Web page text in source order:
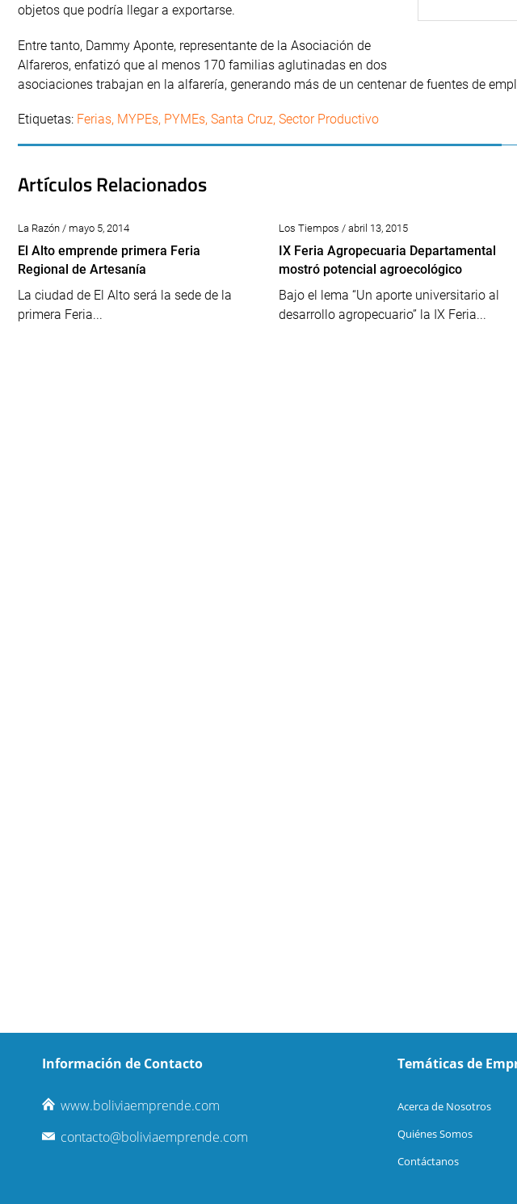
objetos que podría llegar a exportarse.
Entre tanto, Dammy Aponte, representante de la Asociación de
Alfareros, enfatizó que al menos 170 familias aglutinadas en dos
asociaciones trabajan en la alfarería, generando más de un centenar de fuentes de
Etiquetas: Ferias, MYPEs, PYMEs, Santa Cruz, Sector Productivo
Artículos Relacionados
La Razón / mayo 5, 2014
El Alto emprende primera Feria
Regional de Artesanía
La ciudad de El Alto será la sede de la
primera Feria...
Los Tiempos / abril 13, 2015
IX Feria Agropecuaria Departamental
mostró potencial agroecológico
Bajo el lema “Un aporte universitario al
desarrollo agropecuario” la IX Feria...
Información de Contacto
www.boliviaemprende.com
contacto@boliviaemprende.com
Temáticas de
Acerca de Nosotros
Quiénes Somos
Contáctanos